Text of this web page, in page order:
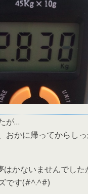
が…
おかに帰ってからし
はかないませんでした
です(#^.^#)